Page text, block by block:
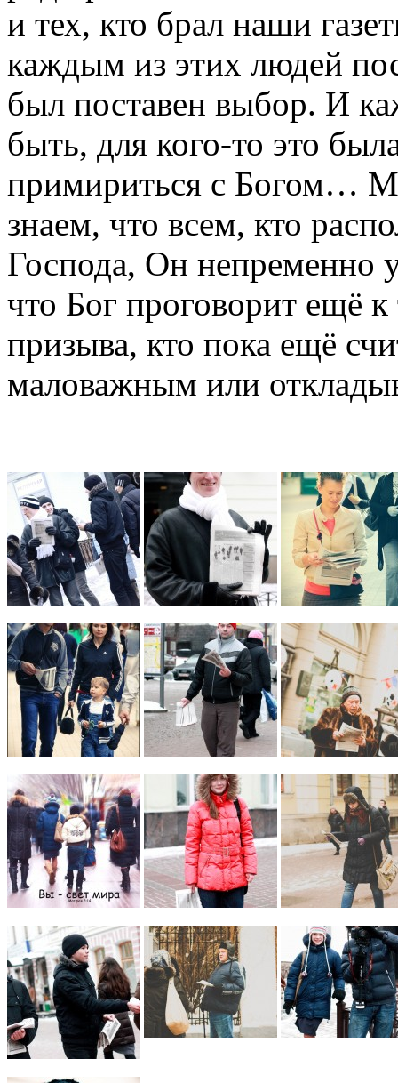
и тех, кто брал наши
каждым из этих людей
был поставен выбор. И
быть, для кого-то это
примириться с Богом…
знаем, что всем, кто
Господа, Он непременно
что Бог проговорит ещё к
призыва, кто пока ещё
маловажным или